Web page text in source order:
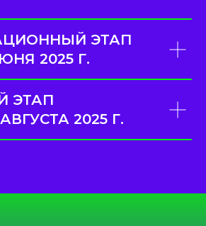
ЭТАП
2025 Г.
ЭТАП
2025 Г.